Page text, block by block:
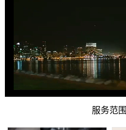
服务范围